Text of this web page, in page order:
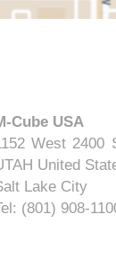
Cube USA
West 2400
United
Lake City
(801) 908-